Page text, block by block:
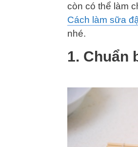
còn có thể làm
Cách làm sữa
nhé.
1. Chuẩn